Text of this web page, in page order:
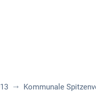
Kommunale